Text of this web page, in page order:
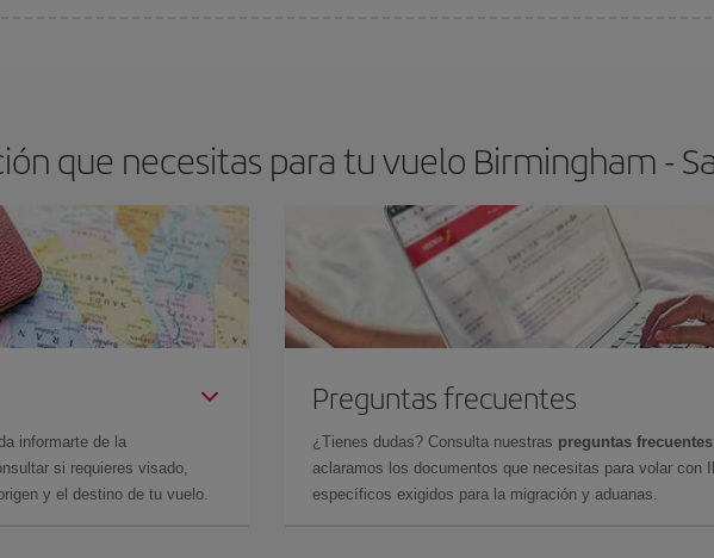
que necesitas para tu vuelo Birmingham -
informarte de la
si requieres visado,
y el destino de tu vuelo.
Preguntas frecuentes
¿Tienes dudas? Consulta nuestras preguntas
aclaramos los documentos que necesitas para volar con
específicos exigidos para la migración y aduanas.